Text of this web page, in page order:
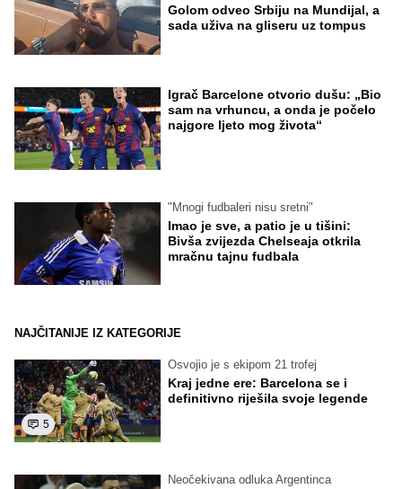
Golom odveo Srbiju na Mundijal, a
sada uživa na gliseru uz tompus
Igrač Barcelone otvorio dušu: „Bio
sam na vrhuncu, a onda je počelo
najgore ljeto mog života“
"Mnogi fudbaleri nisu sretni"
Imao je sve, a patio je u tišini:
Bivša zvijezda Chelseaja otkrila
mračnu tajnu fudbala
NAJČITANIJE IZ KATEGORIJE
5
Osvojio je s ekipom 21 trofej
Kraj jedne ere: Barcelona se i
definitivno riješila svoje legende
Neočekivana odluka Argentinca